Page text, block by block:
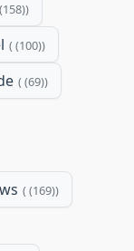
(158)
(100)
(69)
(169)